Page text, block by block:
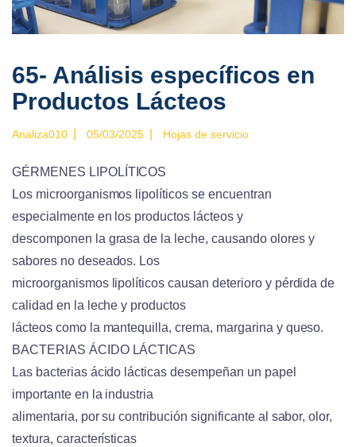
65- Análisis específicos en
Productos Lácteos
Analiza010 05/03/2025 Hojas de servicio
GÉRMENES LIPOLÍTICOS
Los microorganismos lipolíticos se encuentran
especialmente en los productos lácteos y
descomponen la grasa de la leche, causando olores y
sabores no deseados. Los
microorganismos lipolíticos causan deterioro y pérdida de
calidad en la leche y productos
lácteos como la mantequilla, crema, margarina y queso.
BACTERIAS ÁCIDO LÁCTICAS
Las bacterias ácido lácticas desempeñan un papel
importante en la industria
alimentaria, por su contribución significante al sabor, olor,
textura, características